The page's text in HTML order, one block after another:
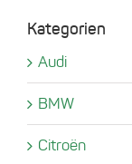
Kategorien
Audi
BMW
Citroën